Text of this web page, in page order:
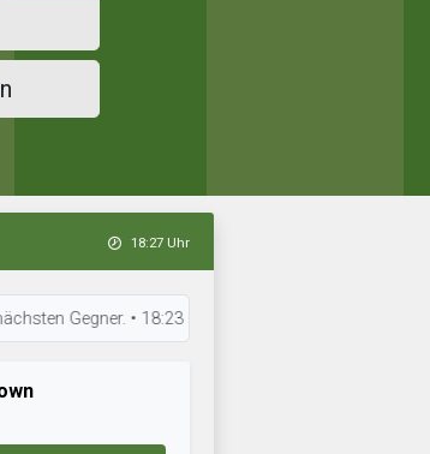
18:27 Uhr
• 18:23 Uhr: Gosu Nankatsu trainiert intensiv.